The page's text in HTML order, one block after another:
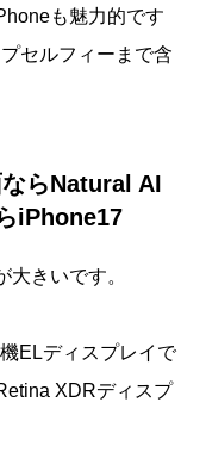
も魅力的です
セルフィーまで含
らNatural AI
iPhone17
きいです。
ELディスプレイで
XDRディスプ